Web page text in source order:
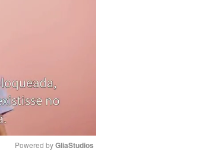
Powered by GliaStudios